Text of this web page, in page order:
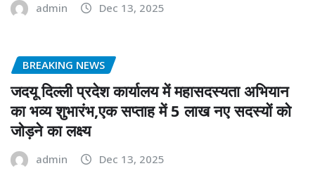
admin Dec 13, 2025
BREAKING NEWS
जदयू दिल्ली प्रदेश कार्यालय में महासदस्यता अभियान
का भव्य शुभारंभ,एक सप्ताह में 5 लाख नए सदस्यों को
जोड़ने का लक्ष्य
admin Dec 13, 2025